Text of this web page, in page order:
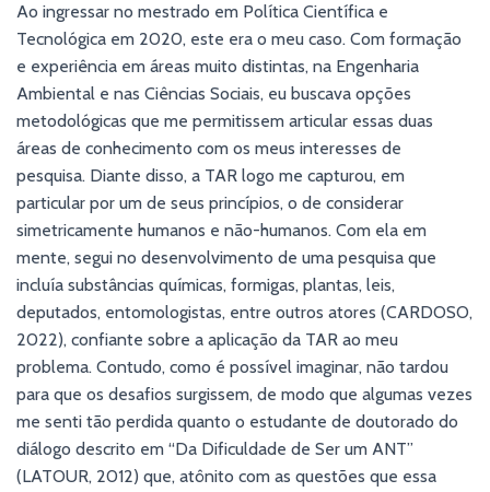
Ao ingressar no mestrado em Política Científica e
Tecnológica em 2020, este era o meu caso. Com formação
e experiência em áreas muito distintas, na Engenharia
Ambiental e nas Ciências Sociais, eu buscava opções
metodológicas que me permitissem articular essas duas
áreas de conhecimento com os meus interesses de
pesquisa. Diante disso, a TAR logo me capturou, em
particular por um de seus princípios, o de considerar
simetricamente humanos e não-humanos. Com ela em
mente, segui no desenvolvimento de uma pesquisa que
incluía substâncias químicas, formigas, plantas, leis,
deputados, entomologistas, entre outros atores (CARDOSO,
2022), confiante sobre a aplicação da TAR ao meu
problema. Contudo, como é possível imaginar, não tardou
para que os desafios surgissem, de modo que algumas vezes
me senti tão perdida quanto o estudante de doutorado do
diálogo descrito em “Da Dificuldade de Ser um ANT”
(LATOUR, 2012) que, atônito com as questões que essa